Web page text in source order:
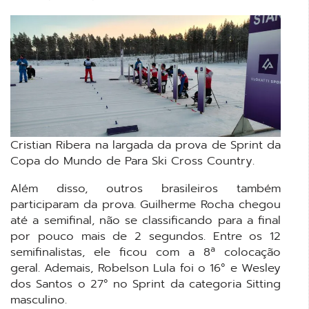
Cristian Ribera na largada da prova de Sprint da
Copa do Mundo de Para Ski Cross Country.
Além disso, outros brasileiros também
participaram da prova. Guilherme Rocha chegou
até a semifinal, não se classificando para a final
por pouco mais de 2 segundos. Entre os 12
semifinalistas, ele ficou com a 8ª colocação
geral. Ademais, Robelson Lula foi o 16° e Wesley
dos Santos o 27° no Sprint da categoria Sitting
masculino.